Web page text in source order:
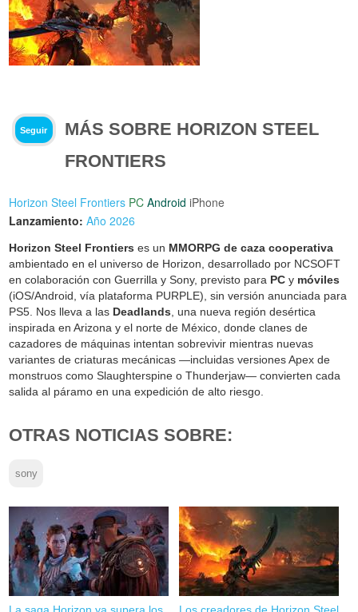
Seguir
MÁS SOBRE HORIZON STEEL
FRONTIERS
Horizon Steel Frontiers PC Android iPhone
Lanzamiento: Año 2026
Horizon Steel Frontiers es un MMORPG de caza cooperativa
ambientado en el universo de Horizon, desarrollado por NCSOFT
en colaboración con Guerrilla y Sony, previsto para PC y móviles
(iOS/Android, vía plataforma PURPLE), sin versión anunciada para
PS5. Nos lleva a las Deadlands , una nueva región desértica
inspirada en Arizona y el norte de México, donde clanes de
cazadores de máquinas intentan sobrevivir mientras nuevas
variantes de criaturas mecánicas —incluidas versiones Apex de
monstruos como Slaughterspine o Thunderjaw— convierten cada
salida al páramo en una expedición de alto riesgo.
OTRAS NOTICIAS SOBRE:
sony